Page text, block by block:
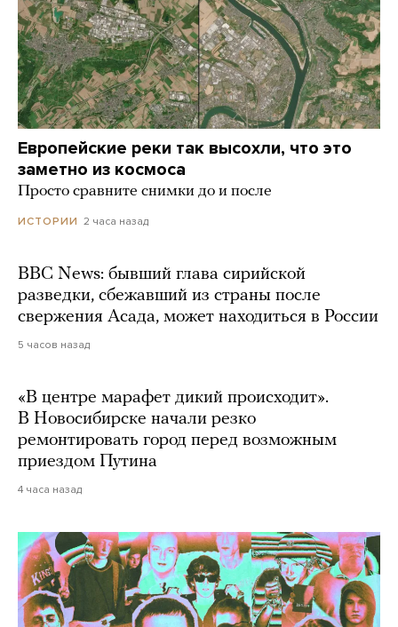
Европейские реки так высохли, что это
заметно из космоса
Просто сравните снимки до и после
ИСТОРИИ 2 часа назад
BBC News: бывший глава сирийской
разведки, сбежавший из страны после
свержения Асада, может находиться в России
5 часов назад
«В центре марафет дикий происходит».
В Новосибирске начали резко
ремонтировать город перед возможным
приездом Путина
4 часа назад